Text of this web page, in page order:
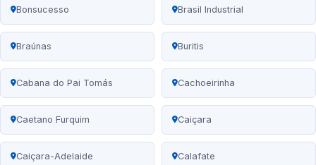
Bonsucesso Brasil Industrial
Braúnas Buritis
Cabana do Pai Tomás Cachoeirinha
Caetano Furquim Caiçara
Caiçara-Adelaide Calafate